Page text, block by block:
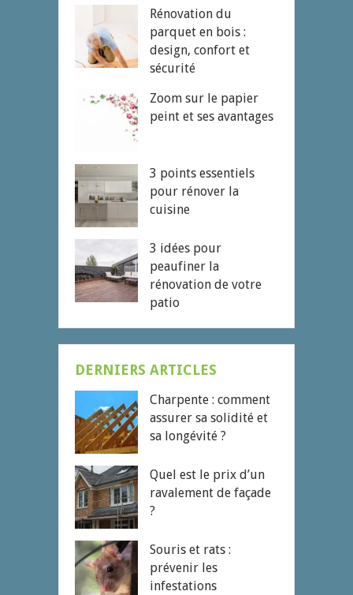
Rénovation du
parquet en bois :
design, confort et
sécurité
Zoom sur le papier
peint et ses avantages
3 points essentiels
pour rénover la
cuisine
3 idées pour
peaufiner la
rénovation de votre
patio
DERNIERS ARTICLES
Charpente : comment
assurer sa solidité et
sa longévité ?
Quel est le prix d’un
ravalement de façade
?
Souris et rats :
prévenir les
infestations